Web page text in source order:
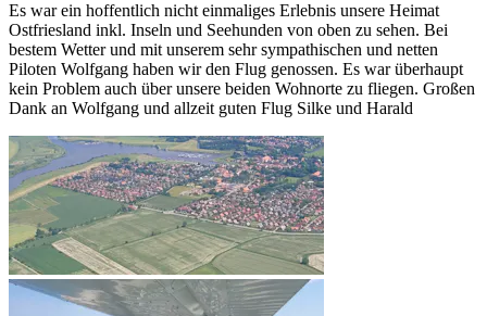
Es war ein hoffentlich nicht einmaliges Erlebnis unsere Heimat
Ostfriesland inkl. Inseln und Seehunden von oben zu sehen. Bei
bestem Wetter und mit unserem sehr sympathischen und netten
Piloten Wolfgang haben wir den Flug genossen. Es war überhaupt
kein Problem auch über unsere beiden Wohnorte zu fliegen. Großen
Dank an Wolfgang und allzeit guten Flug Silke und Harald